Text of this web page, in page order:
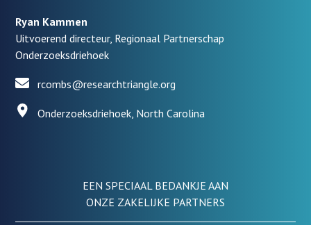
Ryan Kammen
Uitvoerend directeur, Regionaal Partnerschap
Onderzoeksdriehoek
rcombs@researchtriangle.org
Onderzoeksdriehoek, North Carolina
EEN SPECIAAL BEDANKJE AAN
ONZE ZAKELIJKE PARTNERS